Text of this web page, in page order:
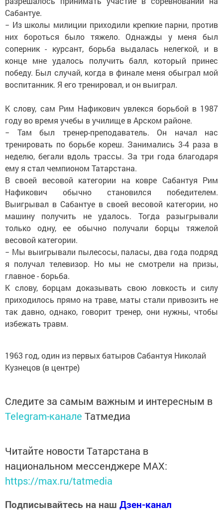
Сабантуе.
− Из школы милиции приходили крепкие парни, против
них бороться было тяжело. Однажды у меня был
соперник - курсант, борьба выдалась нелегкой, и в
конце мне удалось получить балл, который принес
победу. Был случай, когда в финале меня обыграл мой
воспитанник. Я его тренировал, и он выиграл.
К слову, сам Рим Нафикович увлекся борьбой в 1987
году во время учебы в училище в Арском районе.
− Там был тренер-преподаватель. Он начал нас
тренировать по борьбе кореш. Занимались 3-4 раза в
неделю, бегали вдоль трассы. За три года благодаря
ему я стал чемпионом Татарстана.
В своей весовой категории на ковре Сабантуя Рим
Нафикович обычно становился победителем.
Выигрывал в Сабантуе в своей весовой категории, но
машину получить не удалось. Тогда разыгрывали
только одну, ее обычно получали борцы тяжелой
весовой категории.
− Мы выигрывали пылесосы, паласы, два года подряд
я получал телевизор. Но мы не смотрели на призы,
главное - борьба.
К слову, борцам доказывать свою ловкость и силу
приходилось прямо на траве, маты стали привозить не
так давно, однако, говорит тренер, они нужны, чтобы
избежать травм.
1963 год, один из первых батыров Сабантуя Николай
Кузнецов (в центре)
Следите за самым важным и интересным в
Telegram-канале Татмедиа
Читайте новости Татарстана в
национальном мессенджере MАХ:
https://max.ru/tatmedia
Подписывайтесь на наш Дзен-канал